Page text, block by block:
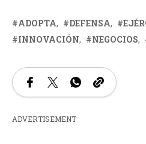
ADOPTA DEFENSA
INNOVACIÓN
NEGOCIOS
ADVERTISEMENT